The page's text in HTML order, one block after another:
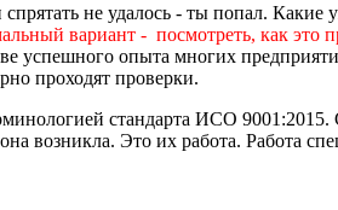
не удалось - ты попал.
вариант - посмотреть, как это
успешного опыта многих
проходят проверки.
стандарта ИСО
возникла. Это их работа. Работа